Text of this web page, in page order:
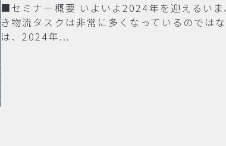
■セミナー概要 いよいよ2024年を迎えるいま
き物流タスクは非常に多くなっているのでは
は、2024年...